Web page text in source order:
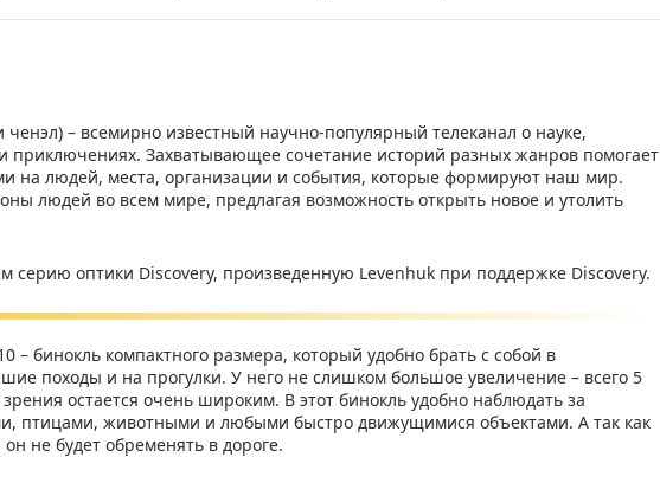
ченэл) – всемирно известный научно-популярный телеканал о науке,
и приключениях. Захватывающее сочетание историй разных жанров помогает
на людей, места, организации и события, которые формируют наш мир.
людей во всем мире, предлагая возможность открыть новое и утолить
серию оптики Discovery, произведенную Levenhuk при поддержке Discovery.
– бинокль компактного размера, который удобно брать с собой в
походы и на прогулки. У него не слишком большое увеличение – всего 5
зрения остается очень широким. В этот бинокль удобно наблюдать за
птицами, животными и любыми быстро движущимися объектами. А так как
не будет обременять в дороге.